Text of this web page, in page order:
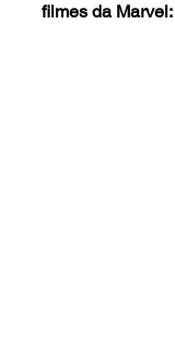
filmes da Marvel: